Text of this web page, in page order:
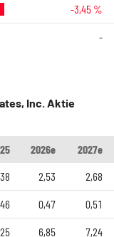
-3,45 %
-
Inc. Aktie
2026e
2027e
2,53 2,68
0,47 0,51
6,85 7,24